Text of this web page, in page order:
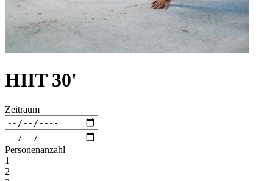
HIIT 30'
Zeitraum
Personenanzahl
1
2